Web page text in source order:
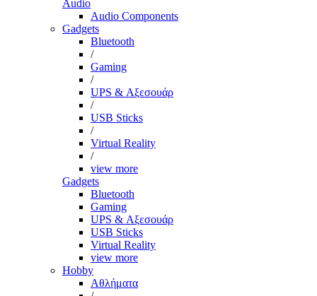
Audio
Audio Components
Gadgets
Bluetooth
/
Gaming
/
UPS & Αξεσουάρ
/
USB Sticks
/
Virtual Reality
/
view more
Gadgets
Bluetooth
Gaming
UPS & Αξεσουάρ
USB Sticks
Virtual Reality
view more
Hobby
Αθλήματα